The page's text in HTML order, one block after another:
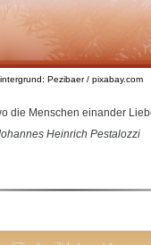
Pezibaer / pixabay.com
die Menschen einander
Heinrich Pestalozzi